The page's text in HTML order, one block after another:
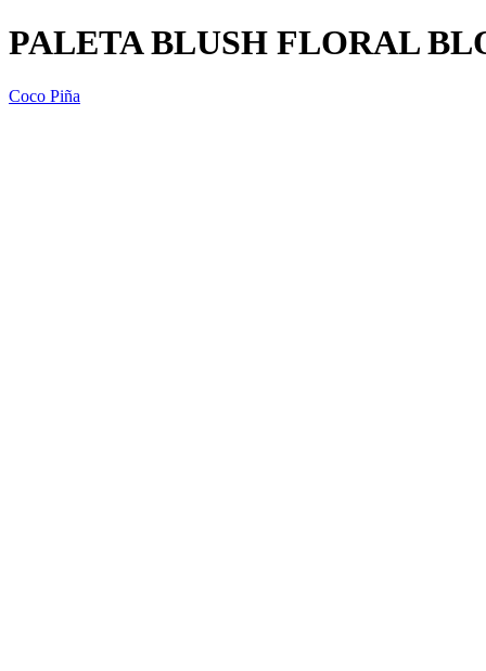
PALETA BLUSH FLORAL
Coco Piña